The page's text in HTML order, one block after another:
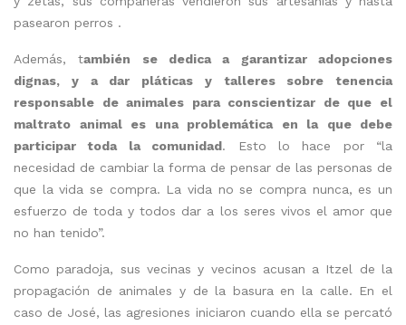
pasearon perros .
Además, también se dedica a garantizar adopciones
dignas, y a dar pláticas y talleres sobre tenencia
responsable de animales para conscientizar de que el
maltrato animal es una problemática en la que debe
participar toda la comunidad. Esto lo hace por “la
necesidad de cambiar la forma de pensar de las personas de
que la vida se compra. La vida no se compra nunca, es un
esfuerzo de toda y todos dar a los seres vivos el amor que
no han tenido”.
Como paradoja, sus vecinas y vecinos acusan a Itzel de la
propagación de animales y de la basura en la calle. En el
caso de José, las agresiones iniciaron cuando ella se percató